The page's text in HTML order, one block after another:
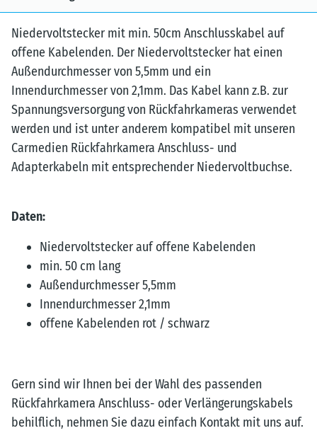
Niedervoltstecker mit min. 50cm Anschlusskabel auf
offene Kabelenden. Der Niedervoltstecker hat einen
Außendurchmesser von 5,5mm und ein
Innendurchmesser von 2,1mm. Das Kabel kann z.B. zur
Spannungsversorgung von Rückfahrkameras verwendet
werden und ist unter anderem kompatibel mit unseren
Carmedien Rückfahrkamera Anschluss- und
Adapterkabeln mit entsprechender Niedervoltbuchse.
Daten:
Niedervoltstecker auf offene Kabelenden
min. 50 cm lang
Außendurchmesser 5,5mm
Innendurchmesser 2,1mm
offene Kabelenden rot / schwarz
Gern sind wir Ihnen bei der Wahl des passenden
Rückfahrkamera Anschluss- oder Verlängerungskabels
behilflich, nehmen Sie dazu einfach Kontakt mit uns auf.